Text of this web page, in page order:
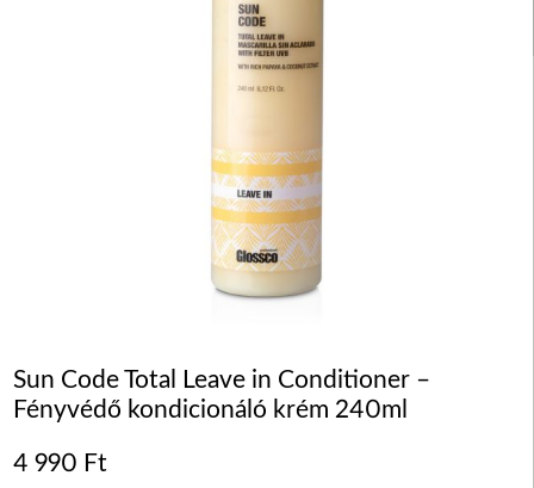
Sun Code Total Leave in Conditioner –
Fényvédő kondicionáló krém 240ml
4 990 Ft